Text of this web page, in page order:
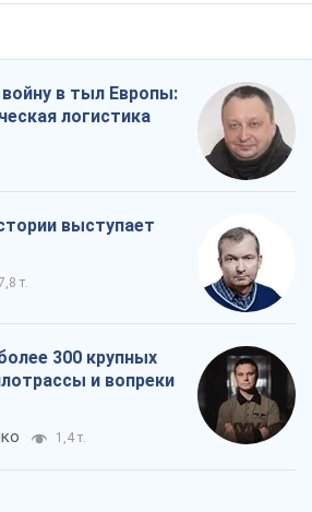
в тыл Европы:
логистика
выступает
т.
300 крупных
и вопреки
1,4 т.